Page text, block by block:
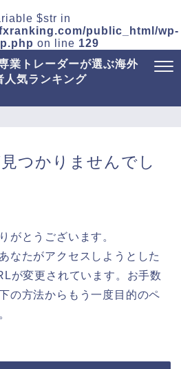
$str in
public_html/wp-
on line 129
業トレーダーが選ぶ海外
人気ランキング
つかりませんでし
がとうございます。
なたがアクセスしようとした
が変更されています。お手数
の方法からもう一度目的のペ